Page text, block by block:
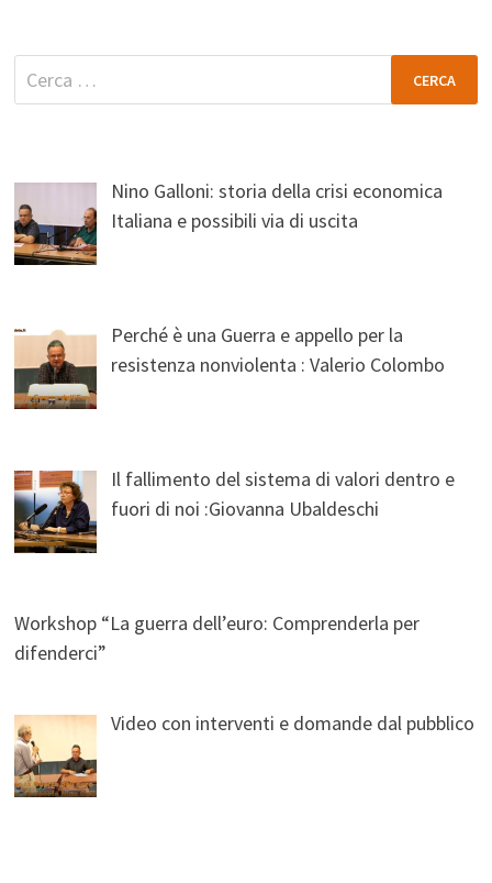
Ricerca
per:
Nino Galloni: storia della crisi economica
Italiana e possibili via di uscita
Perché è una Guerra e appello per la
resistenza nonviolenta : Valerio Colombo
Il fallimento del sistema di valori dentro e
fuori di noi :Giovanna Ubaldeschi
Workshop “La guerra dell’euro: Comprenderla per
difenderci”
Video con interventi e domande dal pubblico